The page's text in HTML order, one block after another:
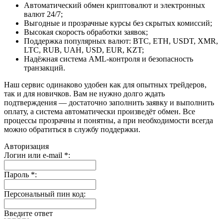
Автоматический обмен криптовалют и электронных
валют 24/7;
Выгодные и прозрачные курсы без скрытых комиссий;
Высокая скорость обработки заявок;
Поддержка популярных валют: BTC, ETH, USDT, XMR,
LTC, RUB, UAH, USD, EUR, KZT;
Надёжная система AML-контроля и безопасность
транзакций.
Наш сервис одинаково удобен как для опытных трейдеров,
так и для новичков. Вам не нужно долго ждать
подтверждения — достаточно заполнить заявку и выполнить
оплату, а система автоматически произведёт обмен. Все
процессы прозрачны и понятны, а при необходимости всегда
можно обратиться в службу поддержки.
Авторизация
Логин или e-mail *:
Пароль *:
Персональный пин код:
Введите ответ